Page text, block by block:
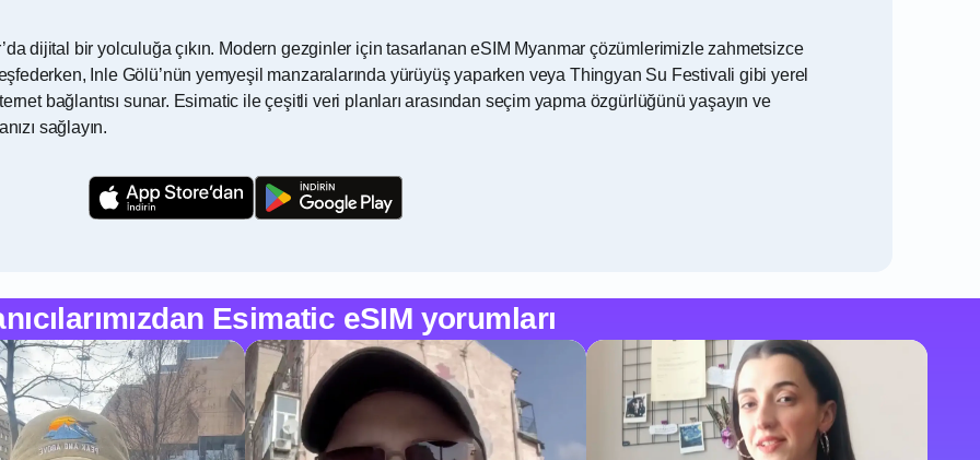
dijital bir yolculuğa çıkın. Modern gezginler için tasarlanan eSIM Myanmar çözümlerimizle zahmetsizce
Inle Gölü’nün yemyeşil manzaralarında yürüyüş yaparken veya Thingyan Su Festivali gibi yerel
bağlantısı sunar. Esimatic ile çeşitli veri planları arasından seçim yapma özgürlüğünü yaşayın ve
sağlayın.
Esimatic eSIM yorumları